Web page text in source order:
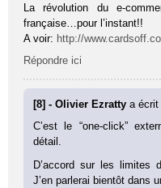
La révolution du e-
française…pour l’instant!!
A voir: http://
Répondre ici
[8] - Olivier Ezrattya écrit
C’est le “one-click”
détail.
D’accord sur les limites
J’en parlerai bientôt dans